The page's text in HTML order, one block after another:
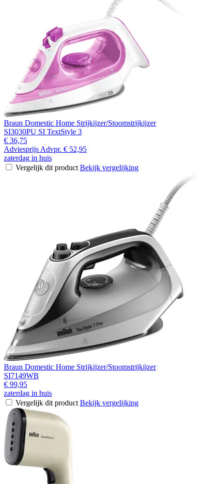
Braun Domestic Home Strijkijzer/Stoomstrijkijzer
SI3030PU SI TextStyle 3
€ 36,75
Adviesprijs Advpr. € 52,95
zaterdag in huis
Vergelijk dit product Bekijk vergelijking
Braun Domestic Home Strijkijzer/Stoomstrijkijzer
SI7149WB
€ 99,95
zaterdag in huis
Vergelijk dit product Bekijk vergelijking